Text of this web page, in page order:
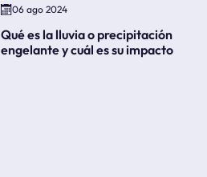
06 ago 2024
Qué es la lluvia o precipitación
engelante y cuál es su impacto